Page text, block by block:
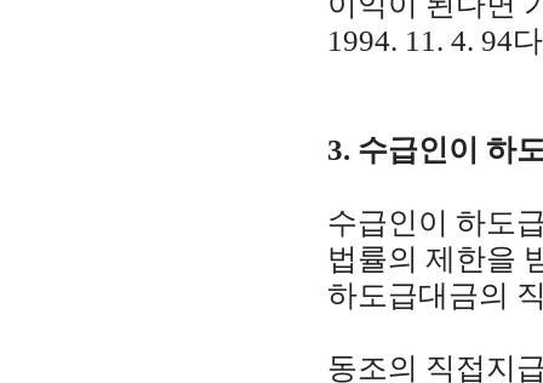
1994. 11. 4. 94
3. 수급인이 하
수급인이 하도
법률의 제한을
하도급대금의
동조의 직접지